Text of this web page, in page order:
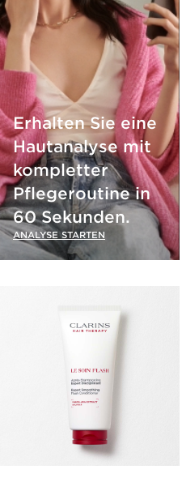
Erhalten Sie eine
Hautanalyse mit
kompletter
Pflegeroutine in
60 Sekunden.
ANALYSE STARTEN